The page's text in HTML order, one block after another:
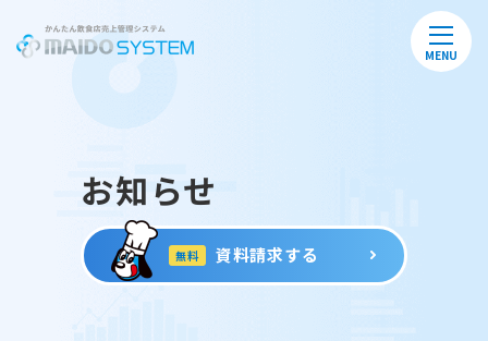
MENU
お知らせ
無料 資料請求する